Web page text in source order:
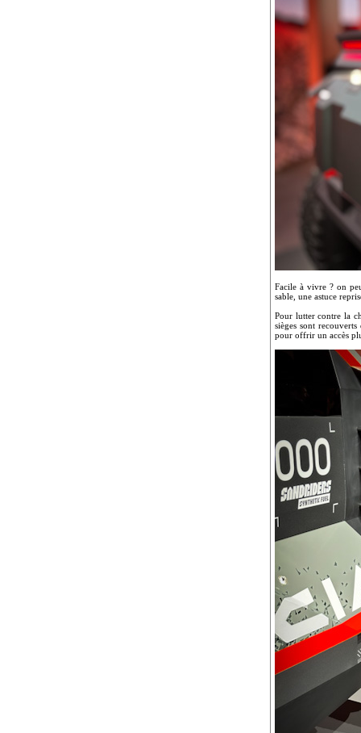
Facile à vivre ? on
sable, une astuce
Pour lutter contre la
sièges sont
pour offrir un accès